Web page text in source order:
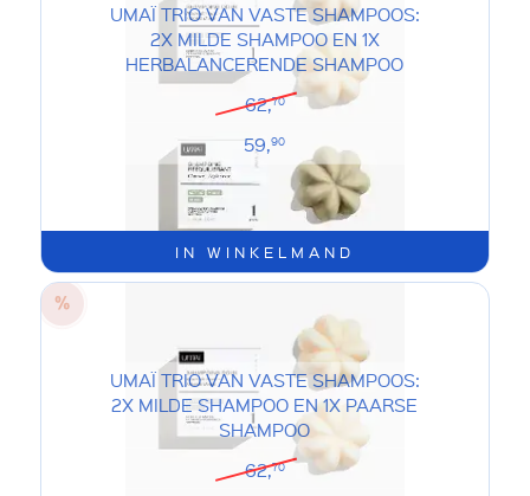
IN WINKELMAND
UMAÏ TRIO VAN VASTE SHAMPOOS:
2X MILDE SHAMPOO EN 1X
HERBALANCERENDE SHAMPOO
62,70
59,90
UMAÏ TRIO VAN VASTE SHAMPOOS:
2X MILDE SHAMPOO EN 1X PAARSE
SHAMPOO
62,70